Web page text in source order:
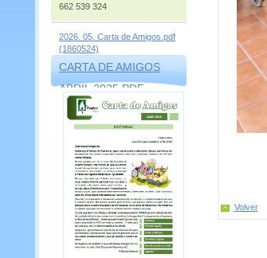
Volver
662 539 324
2026. 05. Carta de Amigos.pdf
(1860524)
CARTA DE AMIGOS
ABRIL 2025.PDF
(1569856)